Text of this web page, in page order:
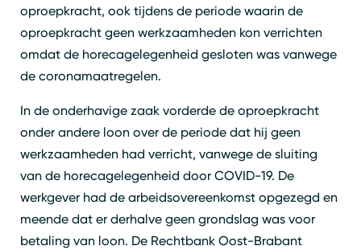
oproepkracht, ook tijdens de periode waarin de
oproepkracht geen werkzaamheden kon verrichten
omdat de horecagelegenheid gesloten was vanwege
de coronamaatregelen.
In de onderhavige zaak vorderde de oproepkracht
onder andere loon over de periode dat hij geen
werkzaamheden had verricht, vanwege de sluiting
van de horecagelegenheid door COVID-19. De
werkgever had de arbeidsovereenkomst opgezegd en
meende dat er derhalve geen grondslag was voor
betaling van loon. De Rechtbank Oost-Brabant